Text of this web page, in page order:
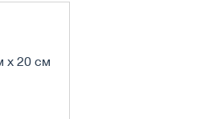
х 20 см